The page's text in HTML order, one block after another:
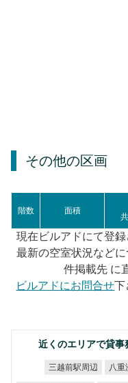
その他の区画
階数 面積
現在ビルアドにて登録
最新の空室状況など
件掲載先 に
ビルアドにお問合せ下
近くのエリアで貸事
三越前駅周辺 八重